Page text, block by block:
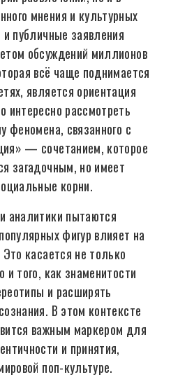
мнения и культурных
публичные заявления
обсуждений миллионов
всё чаще поднимается
является ориентация
интересно рассмотреть
феномена, связанного с
— сочетанием, которое
загадочным, но имеет
корни.
аналитики пытаются
фигур влияет на
касается не только
того, как знаменитости
и расширять
В этом контексте
важным маркером для
и принятия,
поп-культуре.